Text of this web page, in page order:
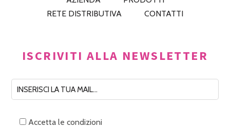
RETE DISTRIBUTIVA
CONTATTI
ISCRIVITI ALLA NEWSLETTER
Accetta le condizioni